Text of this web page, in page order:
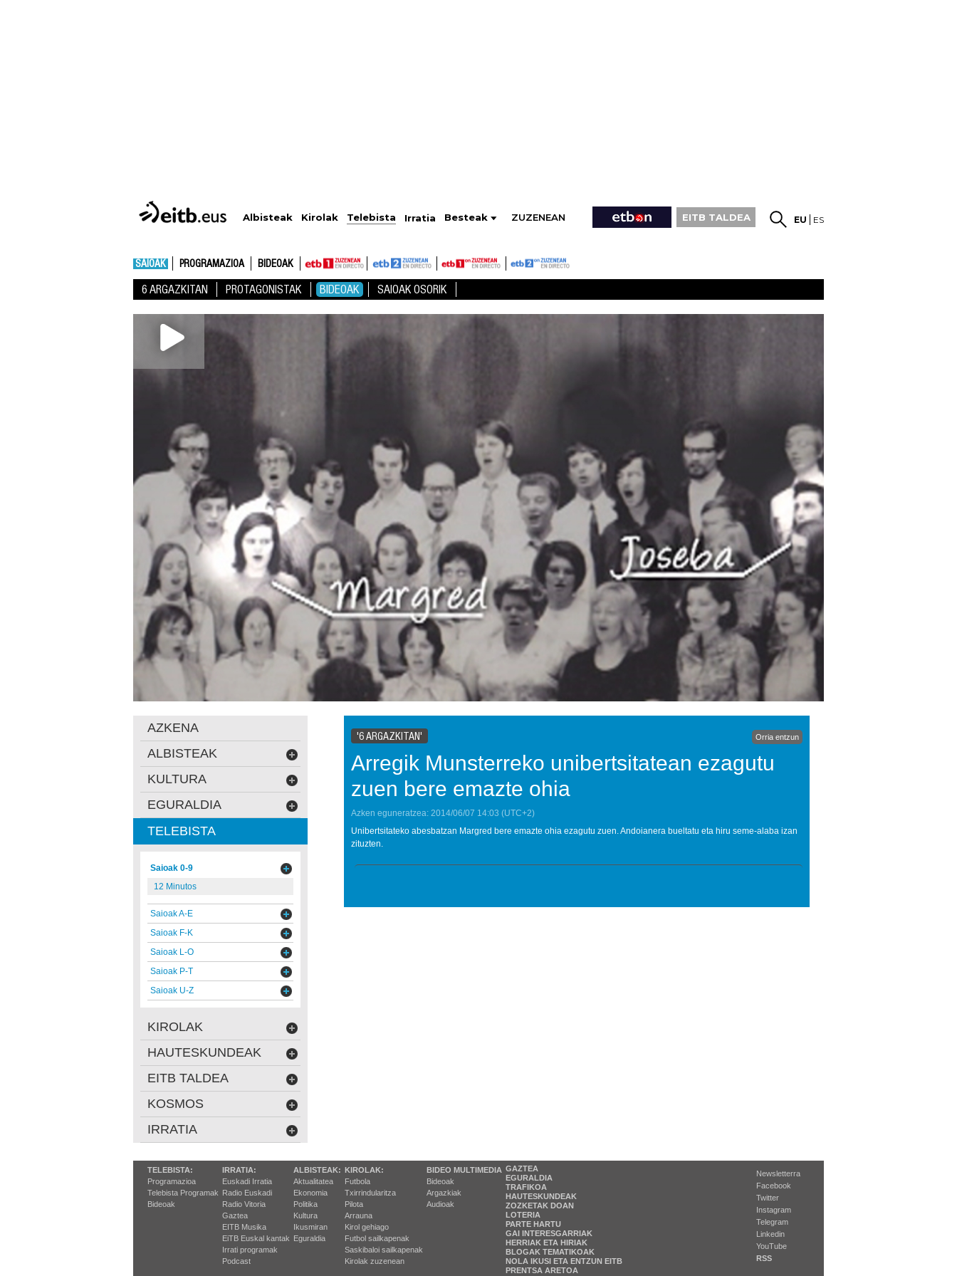
Albisteak Kirolak Telebista Irratia Besteak ZUZENEAN EITB TALDEA EU ES
SAIOAK PROGRAMAZIOA BIDEOAK
6 ARGAZKITAN PROTAGONISTAK BIDEOAK SAIOAK OSORIK
'6 ARGAZKITAN' Orria entzun
Arregik Munsterreko unibertsitatean ezagutu
zuen bere emazte ohia
Azken eguneratzea: 2014/06/07 14:03 (UTC+2)
Unibertsitateko abesbatzan Margred bere emazte ohia ezagutu zuen. Andoianera bueltatu eta hiru seme-alaba izan
zituzten.
AZKENA
ALBISTEAK
KULTURA
EGURALDIA
TELEBISTA
Saioak 0-9
12 Minutos
Saioak A-E
Saioak F-K
Saioak L-O
Saioak P-T
Saioak U-Z
KIROLAK
HAUTESKUNDEAK
EITB TALDEA
KOSMOS
IRRATIA
TELEBISTA:
Programazioa
Telebista Programak
Bideoak
IRRATIA:
Euskadi Irratia
Radio Euskadi
Radio Vitoria
Gaztea
EITB Musika
EiTB Euskal kantak
Irrati programak
Podcast
ALBISTEAK:
Aktualitatea
Ekonomia
Politika
Kultura
Ikusmiran
Eguraldia
KIROLAK:
Futbola
Txirrindularitza
Pilota
Arrauna
Kirol gehiago
Futbol sailkapenak
Saskibaloi sailkapenak
Kirolak zuzenean
BIDEO MULTIMEDIA
Bideoak
Argazkiak
Audioak
GAZTEA
EGURALDIA
TRAFIKOA
HAUTESKUNDEAK
ZOZKETAK DOAN
LOTERIA
PARTE HARTU
GAI INTERESGARRIAK
HERRIAK ETA HIRIAK
BLOGAK TEMATIKOAK
NOLA IKUSI ETA ENTZUN EITB
PRENTSA ARETOA
Newsletterra
Facebook
Twitter
Instagram
Telegram
Linkedin
YouTube
RSS